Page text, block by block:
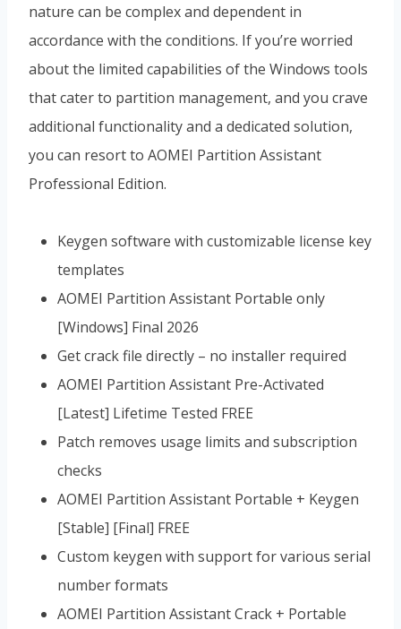
nature can be complex and dependent in
accordance with the conditions. If you’re worried
about the limited capabilities of the Windows tools
that cater to partition management, and you crave
additional functionality and a dedicated solution,
you can resort to AOMEI Partition Assistant
Professional Edition.
Keygen software with customizable license key
templates
AOMEI Partition Assistant Portable only
[Windows] Final 2026
Get crack file directly – no installer required
AOMEI Partition Assistant Pre-Activated
[Latest] Lifetime Tested FREE
Patch removes usage limits and subscription
checks
AOMEI Partition Assistant Portable + Keygen
[Stable] [Final] FREE
Custom keygen with support for various serial
number formats
AOMEI Partition Assistant Crack + Portable